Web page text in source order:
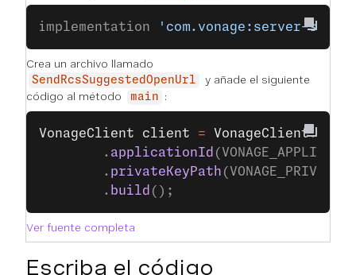
implementation 'com.vonage:server-
Crea un archivo llamado
SendRcsSuggestedOpenUrl
y añade el siguiente
código al método
main :
VonageClient client = VonageClient.
		.
applicationId
		.
privateKeyPath
		.
build ();
Ver fuente completa
Escriba el código